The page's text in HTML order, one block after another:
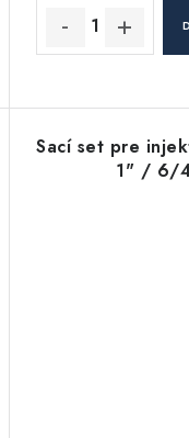
Sací set pre
1" / 6/